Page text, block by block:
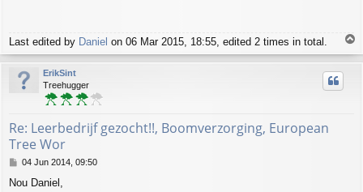
Last edited by Daniel on 06 Mar 2015, 18:55, edited 2 times in total.
o
p
ErikSint
Treehugger
Re: Leerbedrijf gezocht!!, Boomverzorging, European
Tree Wor
P
s
04 Jun 2014, 09:50
Nou Daniel,